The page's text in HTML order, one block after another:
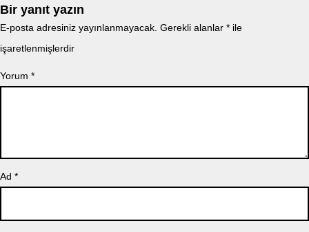
Bir yanıt yazın
E-posta adresiniz yayınlanmayacak. Gerekli alanlar * ile
işaretlenmişlerdir
Yorum *
Ad *